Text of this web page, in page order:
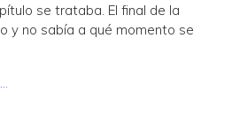
se trataba. El final de la
y no sabía a qué momento se